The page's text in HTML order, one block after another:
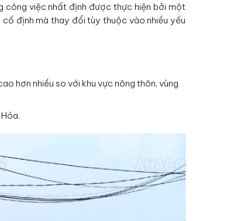
công việc nhất định được thực hiện bởi một
định mà thay đổi tùy thuộc vào nhiều yếu
hơn nhiều so với khu vực nông thôn, vùng